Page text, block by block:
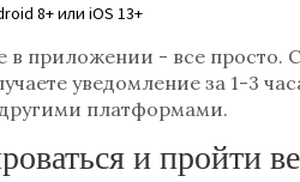
8+ или iOS 13+
в приложении - все просто.
уведомление за 1-3
платформами.
и пройти